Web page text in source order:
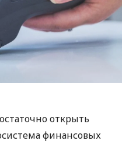
открыть
финансовых